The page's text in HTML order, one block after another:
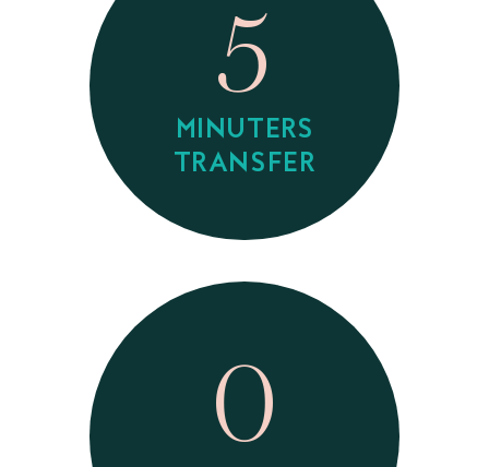
5
MINUTERS
TRANSFER
0